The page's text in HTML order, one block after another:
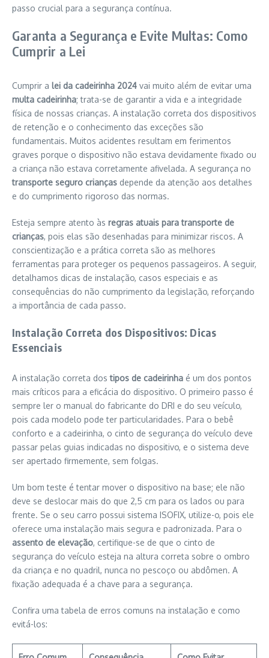
passo crucial para a segurança contínua.
Garanta a Segurança e Evite Multas: Como
Cumprir a Lei
Cumprir a lei da cadeirinha 2024 vai muito além de evitar uma
multa cadeirinha; trata-se de garantir a vida e a integridade
física de nossas crianças. A instalação correta dos dispositivos
de retenção e o conhecimento das exceções são
fundamentais. Muitos acidentes resultam em ferimentos
graves porque o dispositivo não estava devidamente fixado ou
a criança não estava corretamente afivelada. A segurança no
transporte seguro crianças depende da atenção aos detalhes
e do cumprimento rigoroso das normas.
Esteja sempre atento às regras atuais para transporte de
crianças, pois elas são desenhadas para minimizar riscos. A
conscientização e a prática correta são as melhores
ferramentas para proteger os pequenos passageiros. A seguir,
detalhamos dicas de instalação, casos especiais e as
consequências do não cumprimento da legislação, reforçando
a importância de cada passo.
Instalação Correta dos Dispositivos: Dicas
Essenciais
A instalação correta dostipos de cadeirinha é um dos pontos
mais críticos para a eficácia do dispositivo. O primeiro passo é
sempre ler o manual do fabricante do DRI e do seu veículo,
pois cada modelo pode ter particularidades. Para o bebê
conforto e a cadeirinha, o cinto de segurança do veículo deve
passar pelas guias indicadas no dispositivo, e o sistema deve
ser apertado firmemente, sem folgas.
Um bom teste é tentar mover o dispositivo na base; ele não
deve se deslocar mais do que 2,5 cm para os lados ou para
frente. Se o seu carro possui sistema ISOFIX, utilize-o, pois ele
oferece uma instalação mais segura e padronizada. Para o
assento de elevação, certifique-se de que o cinto de
segurança do veículo esteja na altura correta sobre o ombro
da criança e no quadril, nunca no pescoço ou abdômen. A
fixação adequada é a chave para a segurança.
Confira uma tabela de erros comuns na instalação e como
evitá-los: